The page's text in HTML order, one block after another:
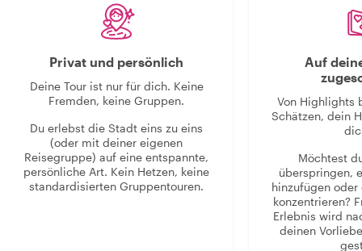
Privat und persönlich
Deine Tour ist nur für dich. Keine
Fremden, keine Gruppen.
Du erlebst die Stadt eins zu eins
(oder mit deiner eigenen
Reisegruppe) auf eine entspannte,
persönliche Art. Kein Hetzen, keine
standardisierten Gruppentouren.
Auf
Von Highlights
Schätzen, dein
Möchtest
überspringen,
hinzufügen
konzentrieren?
Erlebnis wird
deinen